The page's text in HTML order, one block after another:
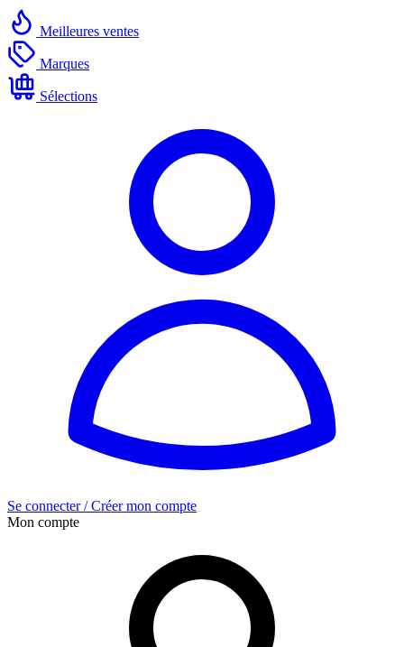
Meilleures ventes
Marques
Sélections
Se connecter / Créer mon compte
Mon compte